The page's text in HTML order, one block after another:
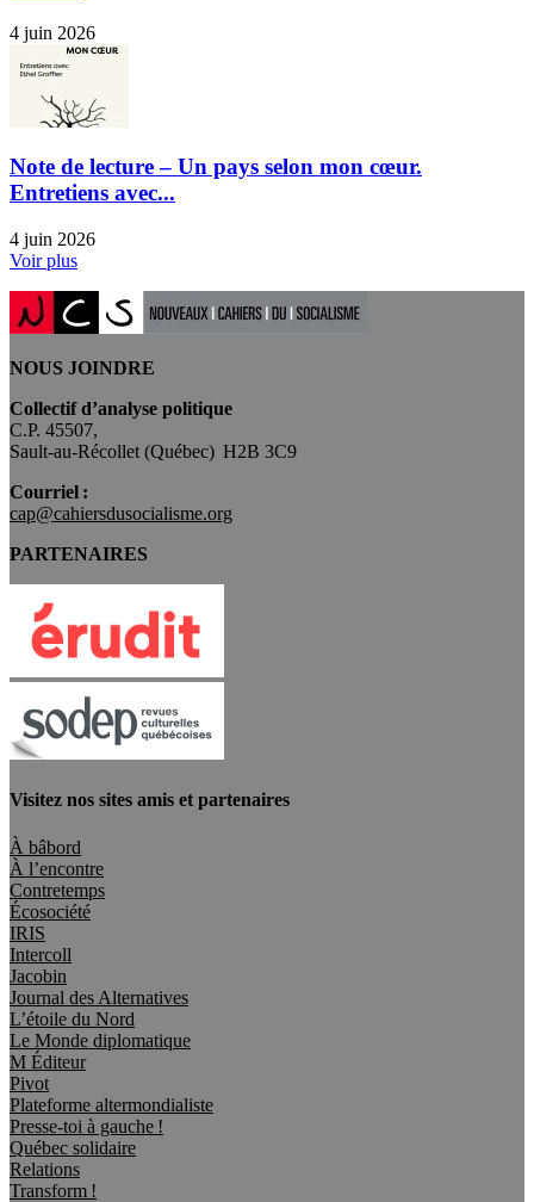
4 juin 2026
Note de lecture – Un pays selon mon cœur.
Entretiens avec...
4 juin 2026
Voir plus
NOUS JOINDRE
Collectif d’analyse politique
C.P. 45507,
Sault-au-Récollet (Québec) H2B 3C9
Courriel :
cap@cahiersdusocialisme.org
PARTENAIRES
Visitez nos sites amis et partenaires
À bâbord
À l’encontre
Contretemps
Écosociété
IRIS
Intercoll
Jacobin
Journal des Alternatives
L’étoile du Nord
Le Monde diplomatique
M Éditeur
Pivot
Plateforme altermondialiste
Presse-toi à gauche !
Québec solidaire
Relations
Transform !